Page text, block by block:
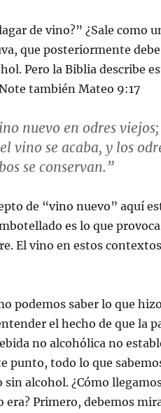
de vino?” ¿Sale como
que posteriormente
Pero la Biblia describe
también Mateo 9:17
nuevo en odres
vino se acaba, y los
se conservan.”
de “vino nuevo” aquí
es lo que
El vino en estos
podemos saber lo que
el hecho de que la
no alcohólica no
punto, todo lo que
sin alcohol. ¿Cómo
era? Primero, debemos